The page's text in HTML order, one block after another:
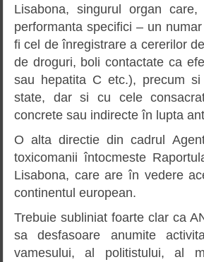
Lisabona, singurul organ
performanta specifici – un
fi cel de înregistrare a cererilor
de droguri, boli contactate ca
sau hepatita C etc.), precum
state, dar si cu cele
concrete sau indirecte în lupta
O alta directie din cadrul
toxicomanii întocmeste
Lisabona, care are în vedere
continentul european.
Trebuie subliniat foarte clar ca
sa desfasoare anumite
vamesului, al politistului, al